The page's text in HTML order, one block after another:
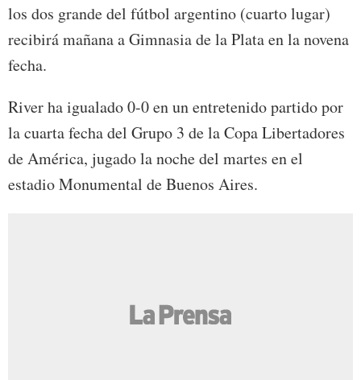
los dos grande del fútbol argentino (cuarto lugar)
recibirá mañana a Gimnasia de la Plata en la novena
fecha.
River ha igualado 0-0 en un entretenido partido por
la cuarta fecha del Grupo 3 de la Copa Libertadores
de América, jugado la noche del martes en el
estadio Monumental de Buenos Aires.